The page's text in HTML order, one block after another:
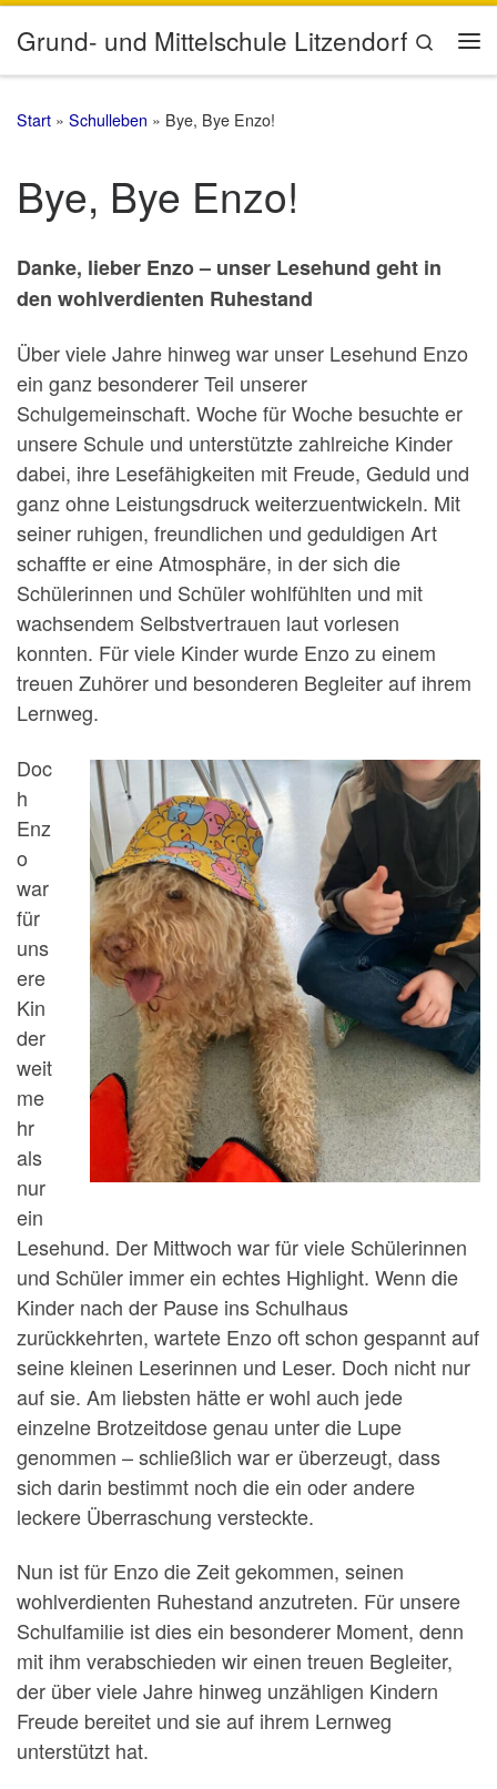
Zum Inhalt springen
Grund- und Mittelschule Litzendorf
Search
Start » Schulleben » Bye, Bye Enzo!
Bye, Bye Enzo!
Danke, lieber Enzo – unser Lesehund geht in
den wohlverdienten Ruhestand
Über viele Jahre hinweg war unser Lesehund Enzo
ein ganz besonderer Teil unserer
Schulgemeinschaft. Woche für Woche besuchte er
unsere Schule und unterstützte zahlreiche Kinder
dabei, ihre Lesefähigkeiten mit Freude, Geduld und
ganz ohne Leistungsdruck weiterzuentwickeln. Mit
seiner ruhigen, freundlichen und geduldigen Art
schaffte er eine Atmosphäre, in der sich die
Schülerinnen und Schüler wohlfühlten und mit
wachsendem Selbstvertrauen laut vorlesen
konnten. Für viele Kinder wurde Enzo zu einem
treuen Zuhörer und besonderen Begleiter auf ihrem
Lernweg.
Doc
h
Enz
o
war
für
uns
ere
Kin
der
weit
me
hr
als
nur
ein
Lesehund. Der Mittwoch war für viele Schülerinnen
und Schüler immer ein echtes Highlight. Wenn die
Kinder nach der Pause ins Schulhaus
zurückkehrten, wartete Enzo oft schon gespannt auf
seine kleinen Leserinnen und Leser. Doch nicht nur
auf sie. Am liebsten hätte er wohl auch jede
einzelne Brotzeitdose genau unter die Lupe
genommen – schließlich war er überzeugt, dass
sich darin bestimmt noch die ein oder andere
leckere Überraschung versteckte.
Nun ist für Enzo die Zeit gekommen, seinen
wohlverdienten Ruhestand anzutreten. Für unsere
Schulfamilie ist dies ein besonderer Moment, denn
mit ihm verabschieden wir einen treuen Begleiter,
der über viele Jahre hinweg unzähligen Kindern
Freude bereitet und sie auf ihrem Lernweg
unterstützt hat.